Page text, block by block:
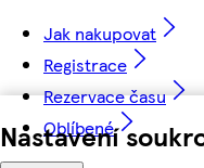
Nastavení
Jak nakupovat
Registrace
Rezervace času
Oblíbené